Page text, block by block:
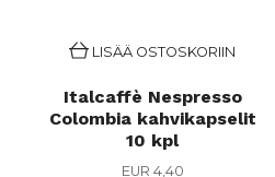
LISÄÄ OSTOSKORIIN
Italcaffè Nespresso
Colombia kahvikapselit
10 kpl
EUR 4,40